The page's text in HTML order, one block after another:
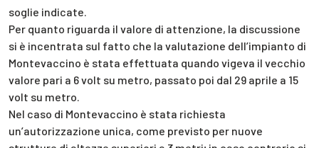
soglie indicate.
Per quanto riguarda il valore di attenzione, la discussione
si è incentrata sul fatto che la valutazione dell’impianto di
Montevaccino è stata effettuata quando vigeva il vecchio
valore pari a 6 volt su metro, passato poi dal 29 aprile a 15
volt su metro.
Nel caso di Montevaccino è stata richiesta
un’autorizzazione unica, come previsto per nuove